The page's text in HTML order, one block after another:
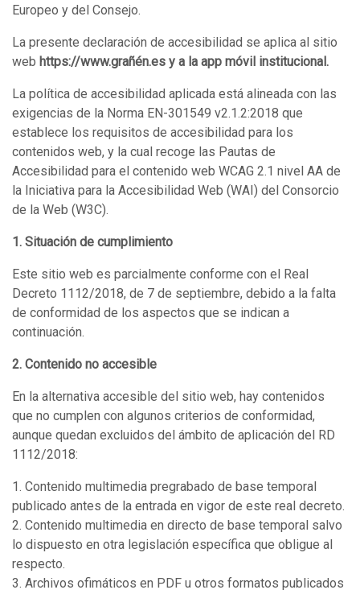
Europeo y del Consejo.
La presente declaración de accesibilidad se aplica al sitio
web https://www.grañén.es y a la app móvil institucional.
La política de accesibilidad aplicada está alineada con las
exigencias de la Norma EN-301549 v2.1.2:2018 que
establece los requisitos de accesibilidad para los
contenidos web, y la cual recoge las Pautas de
Accesibilidad para el contenido web WCAG 2.1 nivel AA de
la Iniciativa para la Accesibilidad Web (WAI) del Consorcio
de la Web (W3C).
1. Situación de cumplimiento
Este sitio web es parcialmente conforme con el Real
Decreto 1112/2018, de 7 de septiembre, debido a la falta
de conformidad de los aspectos que se indican a
continuación.
2. Contenido no accesible
En la alternativa accesible del sitio web, hay contenidos
que no cumplen con algunos criterios de conformidad,
aunque quedan excluidos del ámbito de aplicación del RD
1112/2018:
1. Contenido multimedia pregrabado de base temporal
publicado antes de la entrada en vigor de este real decreto.
2. Contenido multimedia en directo de base temporal salvo
lo dispuesto en otra legislación específica que obligue al
respecto.
3. Archivos ofimáticos en PDF u otros formatos publicados